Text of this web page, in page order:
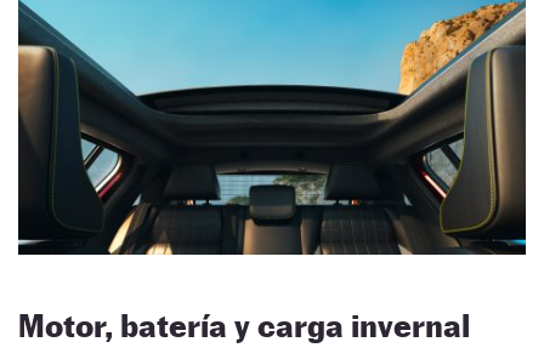
Motor, batería y carga invernal